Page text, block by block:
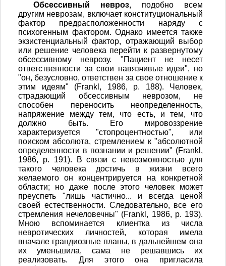
Обсессивный невроз, подобно всем
другим неврозам, включает конституциональный
фактор предрасположенности наряду с
психогенным фактором. Однако имеется также
экзистенциальный фактор, отражающий выбор
или решение человека перейти к развернутому
обсессивному неврозу. "Пациент не несет
ответственности за свои навязчивые идеи", но
"он, безусловно, ответствен за свое отношение к
этим идеям" (Frankl, 1986, р. 188). Человек,
страдающий обсессивным неврозом, не
способен переносить неопределенность,
напряжение между тем, что есть, и тем, что
должно быть. Его мировоззрение
характеризуется "стопроцентностью", или
поиском абсолюта, стремлением к "абсолютной
определенности в познании и решении" (Frankl,
1986, р. 191). В связи с невозможностью для
такого человека достичь в жизни всего
желаемого он концентрируется на конкретной
области; но даже после этого человек может
преуспеть "лишь частично... и всегда ценой
своей естественности. Следовательно, все его
стремления нечеловечны" (Frankl, 1986, р. 193).
Мною вспоминается клиентка из числа
невротических личностей, которая имела
вначале грандиозные планы, в дальнейшем она
их уменьшила, сама не решавшись их
реализовать. Для этого она пригласила